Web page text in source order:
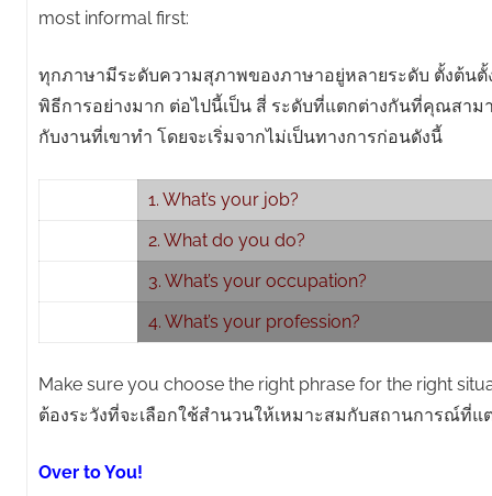
most informal first:
ทุกภาษามีระดับความสุภาพของภาษาอยู่หลายระดับ ตั้งต้นตั้
พิธีการอย่างมาก ต่อไปนี้เป็น สี่ ระดับที่แตกต่างกันที่คุณสาม
กับงานที่เขาทำ โดยจะเริ่มจากไม่เป็นทางการก่อนดังนี้
1. What’s your job?
2. What do you do?
3. What’s your occupation?
4. What’s your profession?
Make sure you choose the right phrase for the right
ต้องระวังที่จะเลือกใช้สำนวนให้เหมาะสมกับสถานการณ์ที่แ
Over to You!